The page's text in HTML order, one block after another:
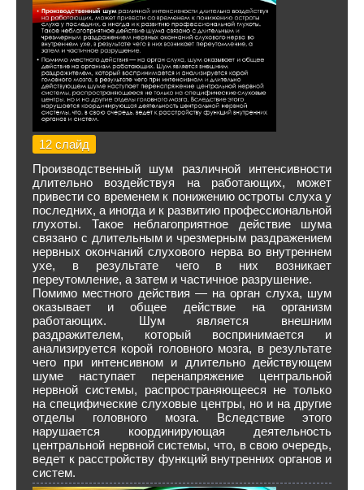
12 слайд
Производственный шум различной интенсивности
длительно воздействуя на работающих, может
привести со временем к понижению остроты слуха у
последних, а иногда и к развитию профессиональной
глухоты. Такое неблагоприятное действие шума
связано с длительным и чрезмерным раздражением
нервных окончаний слухового нерва во внутреннем
ухе, в результате чего в них возникает
переутомление, а затем и частичное разрушение.
Помимо местного действия — на орган слуха, шум
оказывает и общее действие на организм
работающих. Шум является внешним
раздражителем, который воспринимается и
анализируется корой головного мозга, в результате
чего при интенсивном и длительно действующем
шуме наступает перенапряжение центральной
нервной системы, распространяющееся не только
на специфические слуховые центры, но и на другие
отделы головного мозга. Вследствие этого
нарушается координирующая деятельность
центральной нервной системы, что, в свою очередь,
ведет к расстройству функций внутренних органов и
систем.